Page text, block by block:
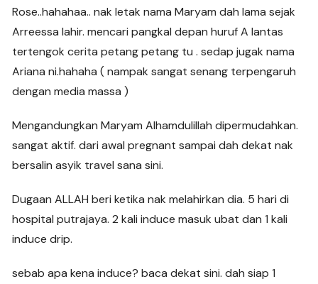
Rose..hahahaa.. nak letak nama Maryam dah lama sejak
Arreessa lahir. mencari pangkal depan huruf A lantas
tertengok cerita petang petang tu . sedap jugak nama
Ariana ni.hahaha ( nampak sangat senang terpengaruh
dengan media massa )
Mengandungkan Maryam Alhamdulillah dipermudahkan.
sangat aktif. dari awal pregnant sampai dah dekat nak
bersalin asyik travel sana sini.
Dugaan ALLAH beri ketika nak melahirkan dia. 5 hari di
hospital putrajaya. 2 kali induce masuk ubat dan 1 kali
induce drip.
sebab apa kena induce? baca dekat sini. dah siap 1